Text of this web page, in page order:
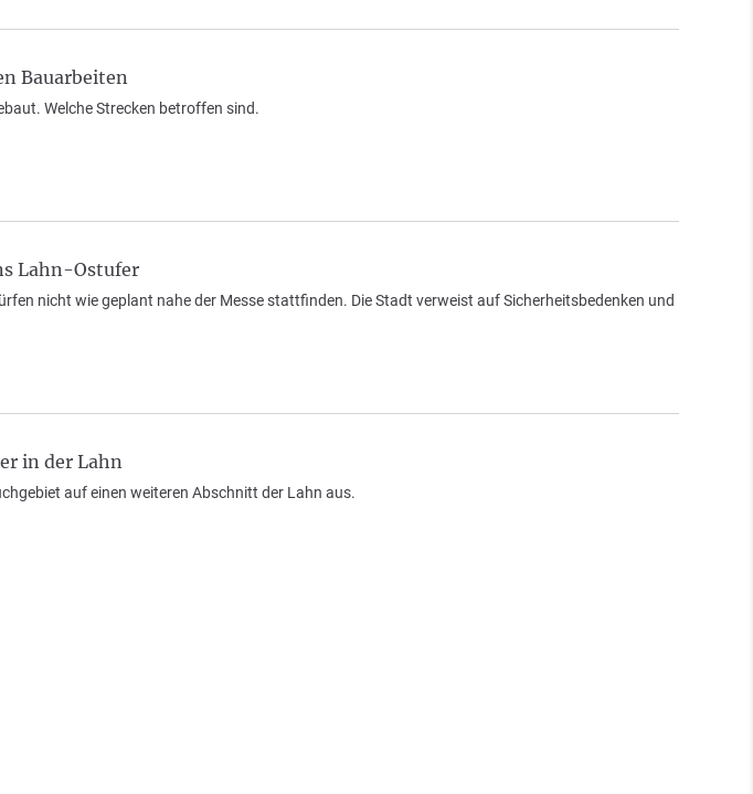
Bauarbeiten
Welche Strecken betroffen sind.
Lahn-Ostufer
nicht wie geplant nahe der Messe stattfinden. Die Stadt verweist auf Sicherheitsbedenken und
in der Lahn
auf einen weiteren Abschnitt der Lahn aus.